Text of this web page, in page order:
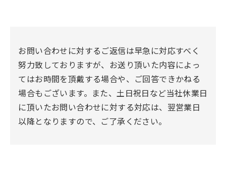
お問い合わせに対するご返信は早急に対応すべく
努力致しておりますが、お送り頂いた内容によっ
てはお時間を頂戴する場合や、ご回答できかねる
場合もございます。また、土日祝日など当社休業日
に頂いたお問い合わせに対する対応は、翌営業日
以降となりますので、ご了承ください。